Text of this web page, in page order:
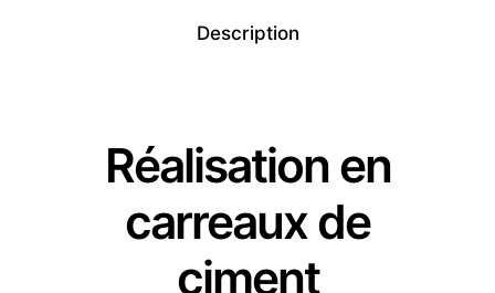
Description
Réalisation en
carreaux de
ciment